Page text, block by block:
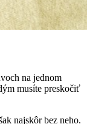
na jednom
musíte preskočiť
najskôr bez neho.